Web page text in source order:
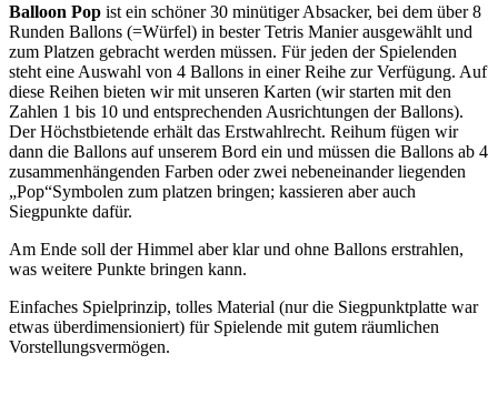
Balloon Pop ist ein schöner 30 minütiger Absacker, bei dem über 8
Runden Ballons (=Würfel) in bester Tetris Manier ausgewählt und
zum Platzen gebracht werden müssen. Für jeden der Spielenden
steht eine Auswahl von 4 Ballons in einer Reihe zur Verfügung. Auf
diese Reihen bieten wir mit unseren Karten (wir starten mit den
Zahlen 1 bis 10 und entsprechenden Ausrichtungen der Ballons).
Der Höchstbietende erhält das Erstwahlrecht. Reihum fügen wir
dann die Ballons auf unserem Bord ein und müssen die Ballons ab 4
zusammenhängenden Farben oder zwei nebeneinander liegenden
„Pop“Symbolen zum platzen bringen; kassieren aber auch
Siegpunkte dafür.
Am Ende soll der Himmel aber klar und ohne Ballons erstrahlen,
was weitere Punkte bringen kann.
Einfaches Spielprinzip, tolles Material (nur die Siegpunktplatte war
etwas überdimensioniert) für Spielende mit gutem räumlichen
Vorstellungsvermögen.